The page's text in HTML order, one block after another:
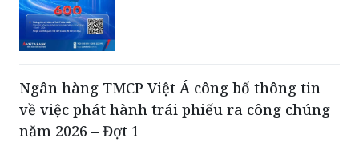
trái phiếu ra công chúng năm 2026 -
Đợt 1 như sau:
Ngân hàng TMCP Việt Á công bố thông tin
về việc phát hành trái phiếu ra công chúng
năm 2026 – Đợt 1